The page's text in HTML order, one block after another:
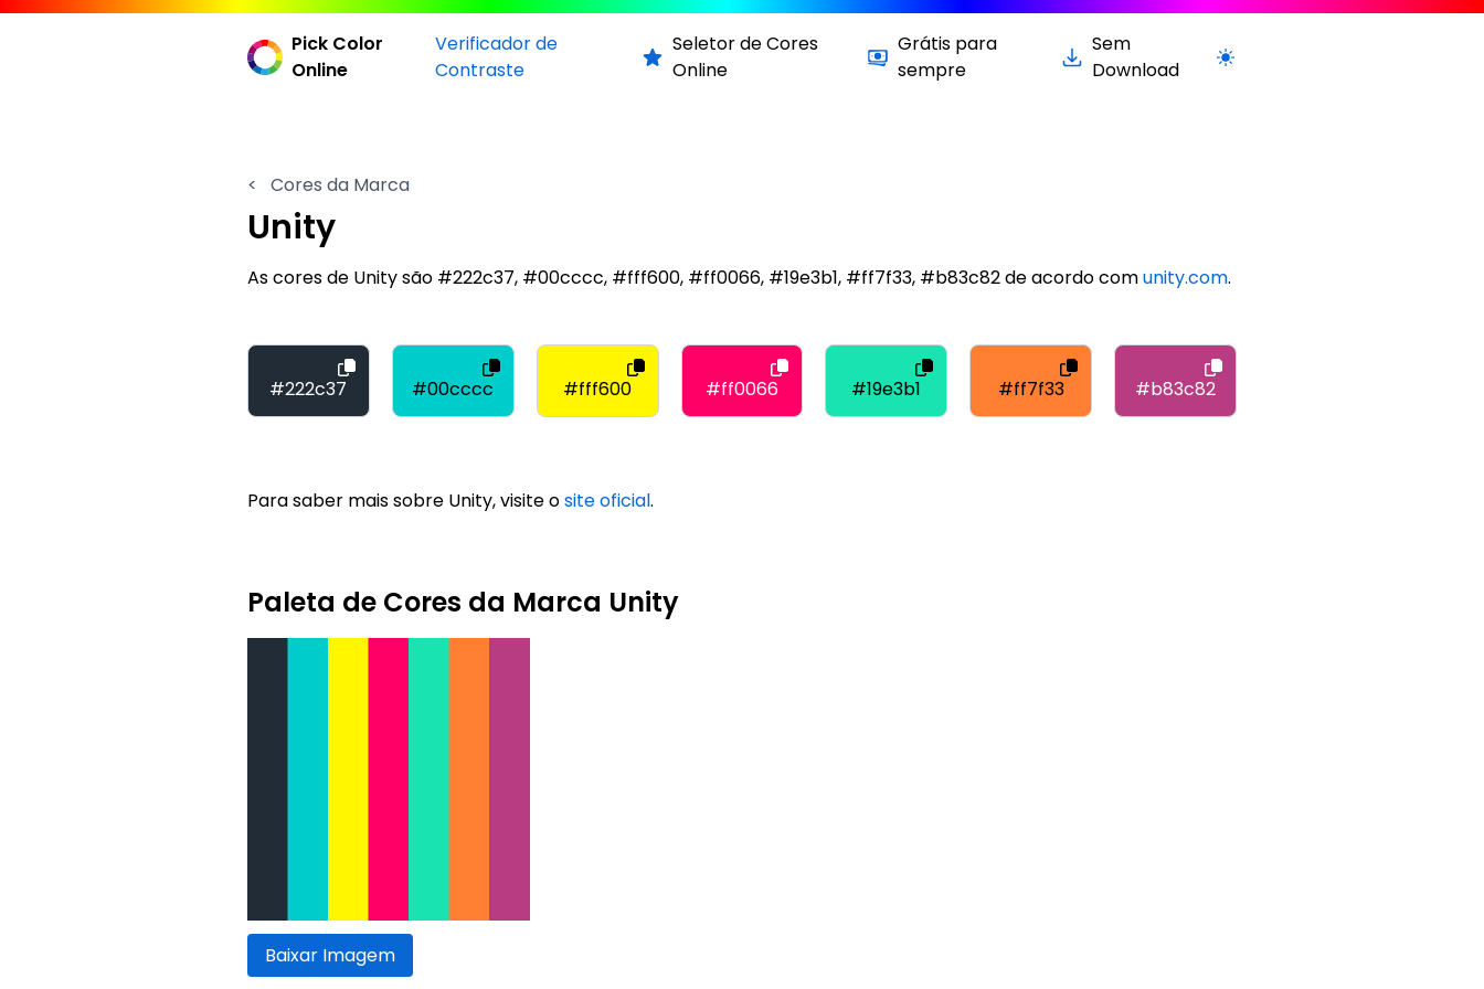
Pick Color
Online
Verificador de
Contraste
Seletor de Cores
Online
Grátis para
sempre
Sem
Download
Alternar para versão clara / escura
< Cores da Marca
Unity
As cores de Unity são #222c37, #00cccc, #fff600, #ff0066, #19e3b1, #ff7f33, #b83c82 de acordo comunity.com.
#222c37 #00cccc #fff600 #ff0066 #19e3b1 #ff7f33 #b83c82
Para saber mais sobre Unity, visite osite oficial.
Paleta de Cores da Marca Unity
Baixar Imagem